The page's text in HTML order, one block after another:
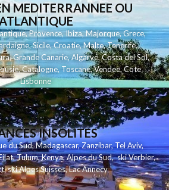
MEDITERRANNEE OU
,Provence,Ibiza,Majorque,Grece,
,Sicile,Croatie,Malte,Tenerife,
,Grande Canarie,Algarve,Costa del Sol,
,Catalogne,Toscane,Vendee,Cote
Lisbonne
INSOLITES
du Sud,Madagascar,Zanzibar,Tel Aviv,
,Tulum,Kenya,Alpes du Sud,ski Verbier,
,ski Alpes Suisses,Lac Annecy